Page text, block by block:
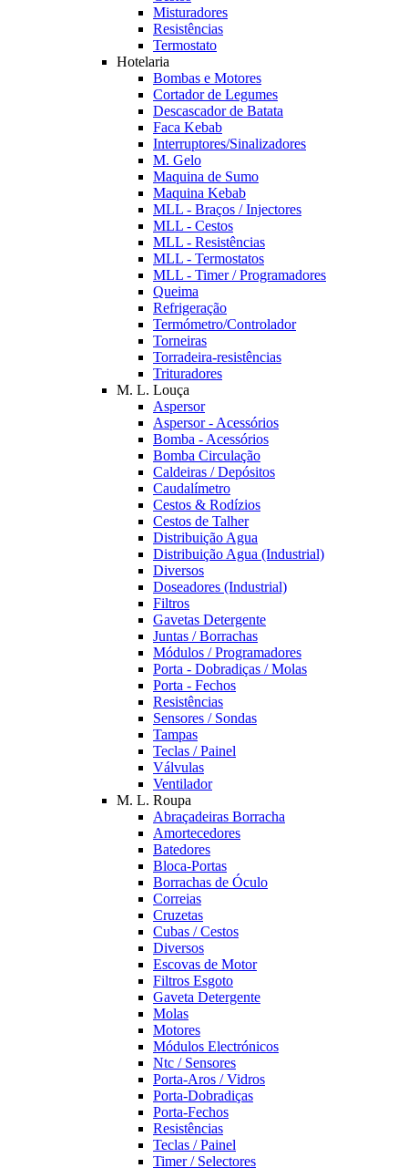
Misturadores
Resistências
Termostato
Hotelaria
Bombas e Motores
Cortador de Legumes
Descascador de Batata
Faca Kebab
Interruptores/Sinalizadores
M. Gelo
Maquina de Sumo
Maquina Kebab
MLL - Braços / Injectores
MLL - Cestos
MLL - Resistências
MLL - Termostatos
MLL - Timer / Programadores
Queima
Refrigeração
Termómetro/Controlador
Torneiras
Torradeira-resistências
Trituradores
M. L. Louça
Aspersor
Aspersor - Acessórios
Bomba - Acessórios
Bomba Circulação
Caldeiras / Depósitos
Caudalímetro
Cestos & Rodízios
Cestos de Talher
Distribuição Agua
Distribuição Agua (Industrial)
Diversos
Doseadores (Industrial)
Filtros
Gavetas Detergente
Juntas / Borrachas
Módulos / Programadores
Porta - Dobradiças / Molas
Porta - Fechos
Resistências
Sensores / Sondas
Tampas
Teclas / Painel
Válvulas
Ventilador
M. L. Roupa
Abraçadeiras Borracha
Amortecedores
Batedores
Bloca-Portas
Borrachas de Óculo
Correias
Cruzetas
Cubas / Cestos
Diversos
Escovas de Motor
Filtros Esgoto
Gaveta Detergente
Molas
Motores
Módulos Electrónicos
Ntc / Sensores
Porta-Aros / Vidros
Porta-Dobradiças
Porta-Fechos
Resistências
Teclas / Painel
Timer / Selectores